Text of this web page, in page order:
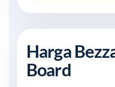
Harga
Board